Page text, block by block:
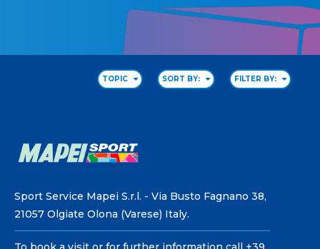
TOPIC SORT BY: FILTER BY:
Sport Service Mapei S.r.l. - Via Busto Fagnano 38,
21057 Olgiate Olona (Varese) Italy.